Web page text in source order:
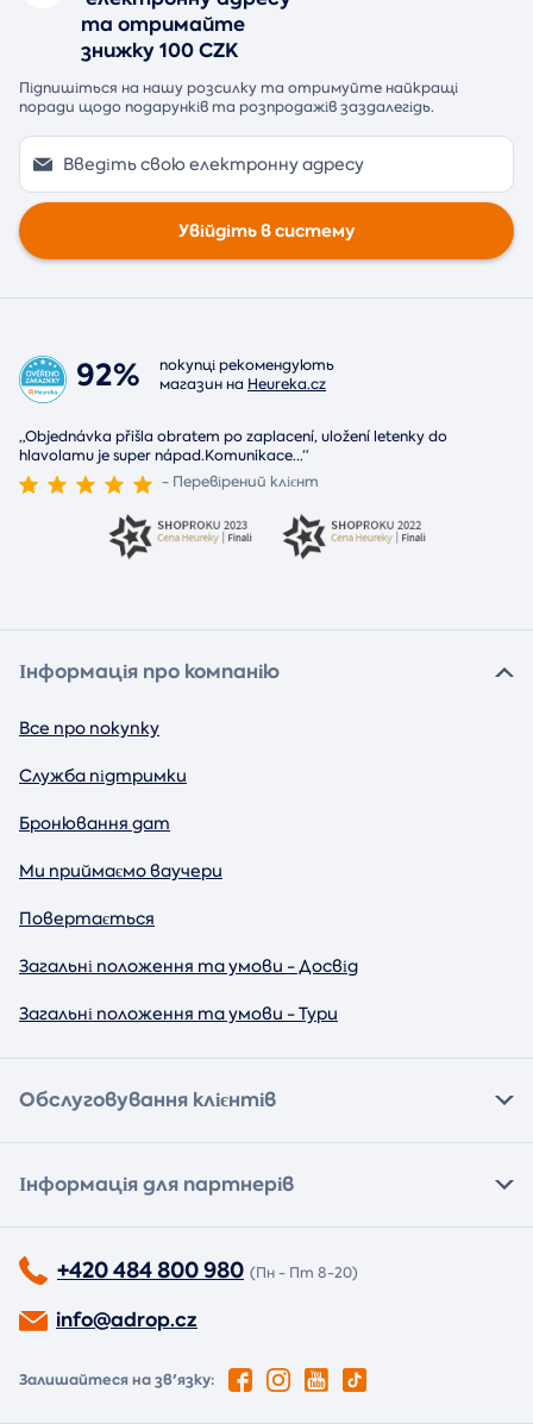
та отримайте
знижку 100 CZK
Підпишіться на нашу розсилку та отримуйте найкращі
поради щодо подарунків та розпродажів заздалегідь.
Увійдіть в систему
92%
покупці рекомендують
магазин на Heureka.cz
„Objednávka přišla obratem po zaplacení, uložení letenky do
hlavolamu je super nápad.Komunikace...“
- Перевірений клієнт
Інформація про компанію
Все про покупку
Служба підтримки
Бронювання дат
Ми приймаємо ваучери
Повертається
Загальні положення та умови - Досвід
Загальні положення та умови - Тури
Обслуговування клієнтів
Інформація для партнерів
+420 484 800 980 (Пн - Пт 8-20)
info@adrop.cz
Залишайтеся на зв'язку: